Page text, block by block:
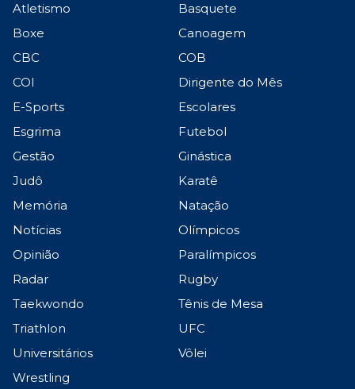
Atletismo
Basquete
Boxe
Canoagem
CBC
COB
COI
Dirigente do Mês
E-Sports
Escolares
Esgrima
Futebol
Gestão
Ginástica
Judô
Karatê
Memória
Natação
Notícias
Olímpicos
Opinião
Paralímpicos
Radar
Rugby
Taekwondo
Tênis de Mesa
Triathlon
UFC
Universitários
Vôlei
Wrestling